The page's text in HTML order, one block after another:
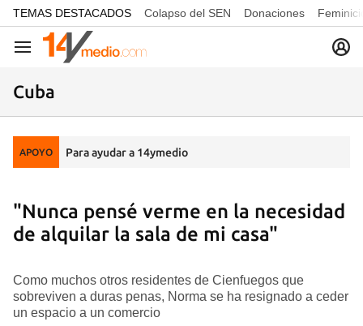
common.go-to-content
TEMAS DESTACADOS Colapso del SEN Donaciones
Navegación
Cuba
APOYO Para ayudar a 14ymedio
"Nunca pensé verme en la necesidad
de alquilar la sala de mi casa"
Como muchos otros residentes de Cienfuegos que
sobreviven a duras penas, Norma se ha resignado a ceder
un espacio a un comercio